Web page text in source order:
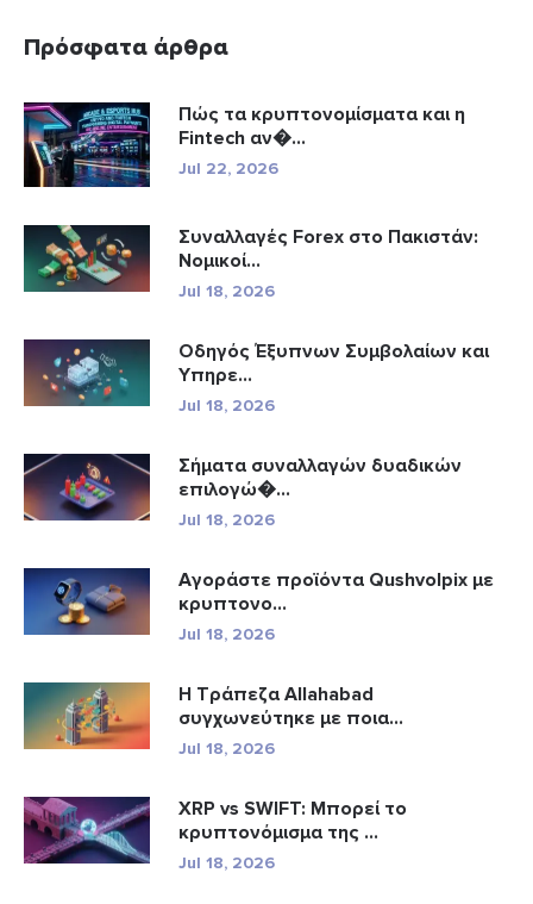
Πρόσφατα άρθρα
Πώς τα κρυπτονομίσματα και η
Fintech αν�...
Jul 22, 2026
Συναλλαγές Forex στο Πακιστάν:
Νομικοί...
Jul 18, 2026
Οδηγός Έξυπνων Συμβολαίων και
Υπηρε...
Jul 18, 2026
Σήματα συναλλαγών δυαδικών
επιλογώ�...
Jul 18, 2026
Αγοράστε προϊόντα Qushvolpix με
κρυπτονο...
Jul 18, 2026
Η Τράπεζα Allahabad
συγχωνεύτηκε με ποια...
Jul 18, 2026
XRP vs SWIFT: Μπορεί το
κρυπτονόμισμα της ...
Jul 18, 2026